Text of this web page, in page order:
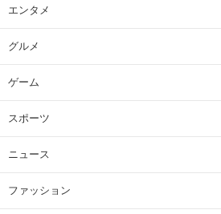
エンタメ
グルメ
ゲーム
スポーツ
ニュース
ファッション